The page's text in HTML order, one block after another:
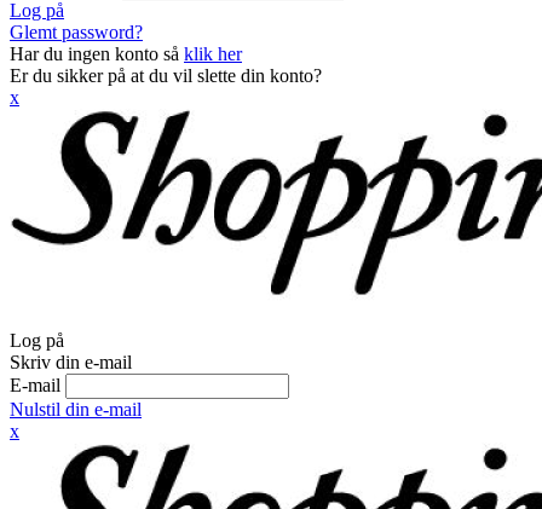
Log på
Glemt password?
Har du ingen konto så klik her
Er du sikker på at du vil slette din konto?
x
Log på
Skriv din e-mail
E-mail
Nulstil din e-mail
x